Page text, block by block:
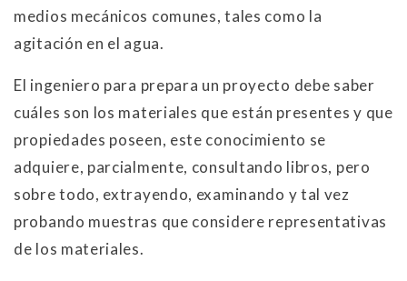
medios mecánicos comunes, tales como la
agitación en el agua.
El ingeniero para prepara un proyecto debe saber
cuáles son los materiales que están presentes y que
propiedades poseen, este conocimiento se
adquiere, parcialmente, consultando libros, pero
sobre todo, extrayendo, examinando y tal vez
probando muestras que considere representativas
de los materiales.